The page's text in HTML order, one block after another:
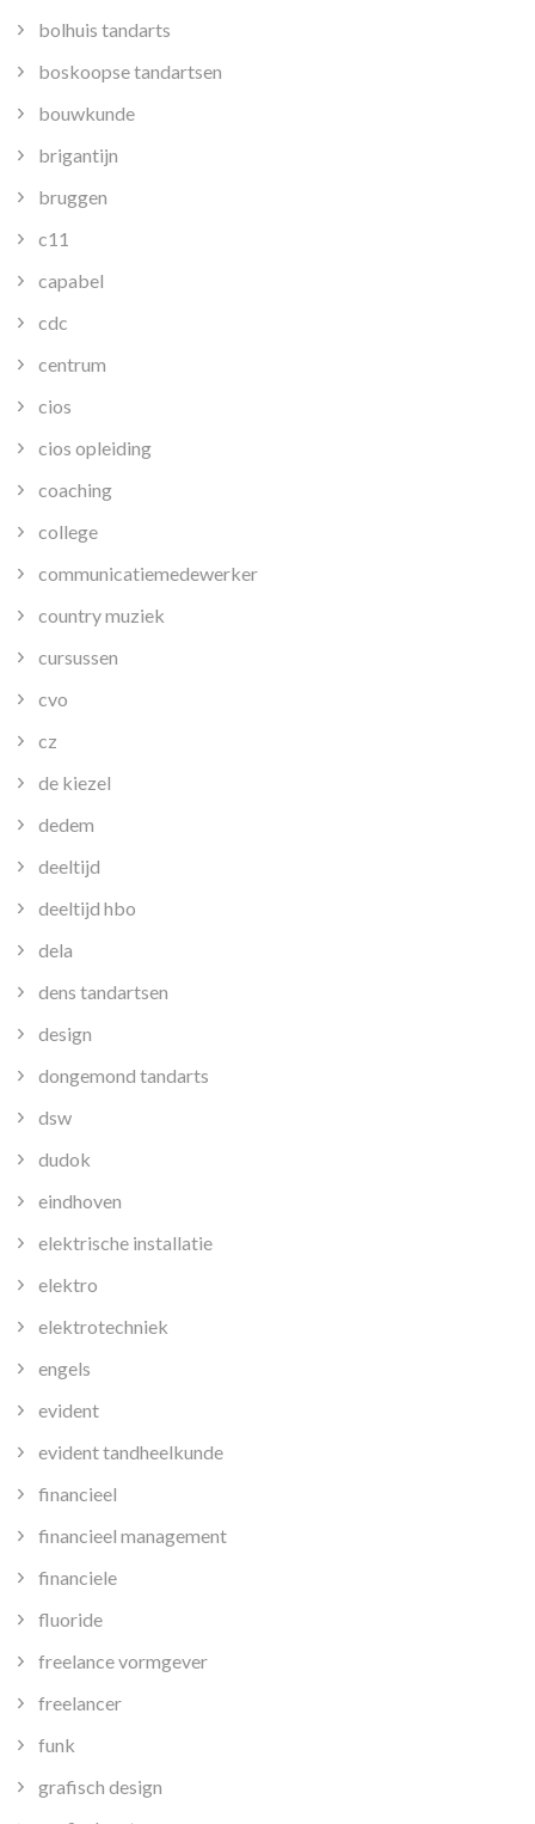
bolhuis tandarts
boskoopse tandartsen
bouwkunde
brigantijn
bruggen
c11
capabel
cdc
centrum
cios
cios opleiding
coaching
college
communicatiemedewerker
country muziek
cursussen
cvo
cz
de kiezel
dedem
deeltijd
deeltijd hbo
dela
dens tandartsen
design
dongemond tandarts
dsw
dudok
eindhoven
elektrische installatie
elektro
elektrotechniek
engels
evident
evident tandheelkunde
financieel
financieel management
financiele
fluoride
freelance vormgever
freelancer
funk
grafisch design